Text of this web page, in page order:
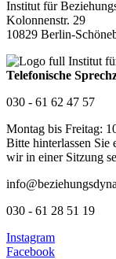
Institut für
Kolonnenstr. 29
10829 Berlin-
Telefonische
030 - 61 62 47 57
Montag bis Freitag:
Bitte hinterlassen Sie
wir in einer Sitzung
030 - 61 28 51 19
Instagram
Facebook